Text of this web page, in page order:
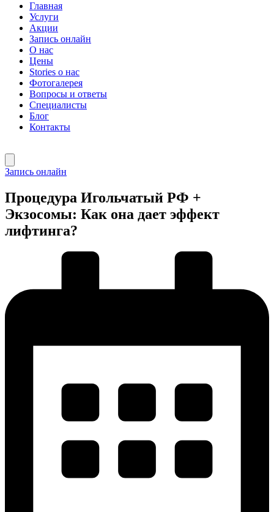
Главная
Услуги
Акции
Запись онлайн
О нас
Цены
Stories о нас
Фотогалерея
Вопросы и ответы
Специалисты
Блог
Контакты
Запись онлайн
Процедура Игольчатый РФ +
Экзосомы: Как она дает эффект
лифтинга?